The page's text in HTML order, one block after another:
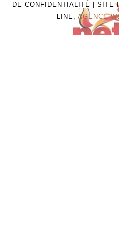
DE CONFIDENTIALITÉ | SITE
LINE, AGENCE